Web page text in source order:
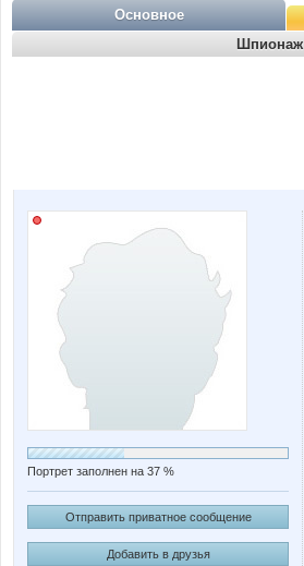
Основное
Шпионаж
Портрет заполнен на 37 %
Отправить приватное сообщение
Добавить в друзья